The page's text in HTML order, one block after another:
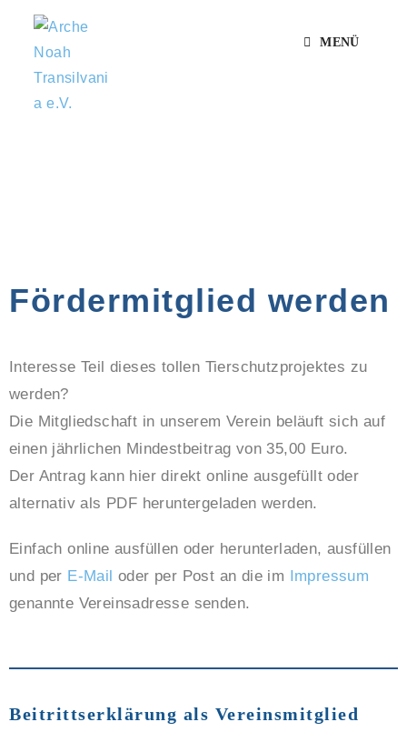
MENÜ
Fördermitglied werden
Interesse Teil dieses tollen Tierschutzprojektes zu
werden?
Die Mitgliedschaft in unserem Verein beläuft sich auf
einen jährlichen Mindestbeitrag von 35,00 Euro.
Der Antrag kann hier direkt online ausgefüllt oder
alternativ als PDF heruntergeladen werden.
Einfach online ausfüllen oder herunterladen, ausfüllen
und per E-Mail oder per Post an die im Impressum
genannte Vereinsadresse senden.
Beitrittserklärung als Vereinsmitglied